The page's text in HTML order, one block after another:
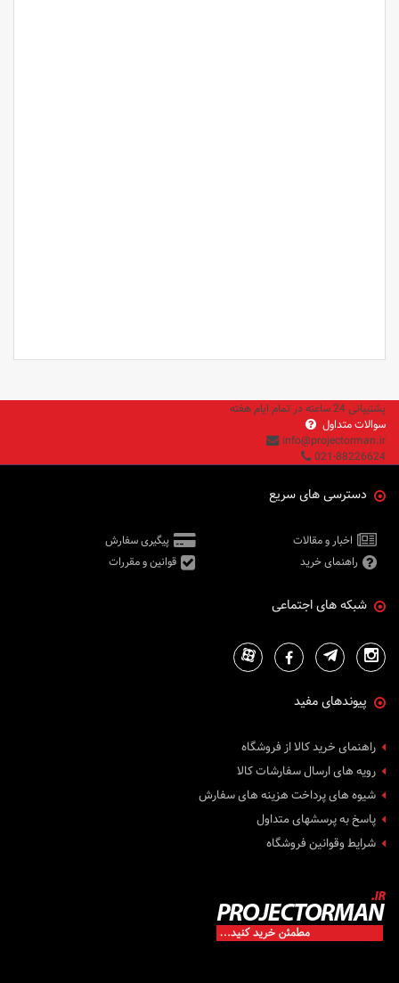
پشتیبانی 24 ساعته در تمام ایام هفته
سوالات متداول
info@projectorman.ir
021-88226624
دسترسی های سریع
اخبار و مقالات
پیگیری سفارش
راهنمای خرید
قوانین و مقررات
شبکه های اجتماعی
پیوندهای مفید
راهنمای خرید کالا از فروشگاه
رویه های ارسال سفارشات کالا
شیوه های پرداخت هزینه های سفارش
پاسخ به پرسشهای متداول
شرایط وقوانین فروشگاه